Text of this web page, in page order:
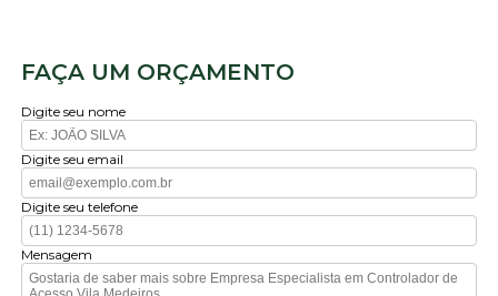
FAÇA UM ORÇAMENTO
Digite seu nome
Digite seu email
Digite seu telefone
Mensagem